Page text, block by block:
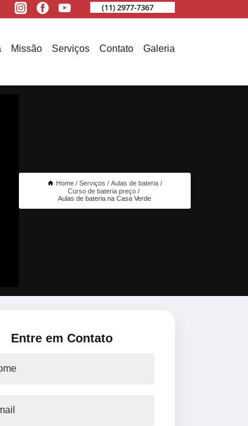
(11) 2977-7367
Missão Serviços Contato Galeria
Home Serviços
Aulas de bateria
Curso de bateria preço
Aulas de bateria na Casa Verde
Entre em Contato